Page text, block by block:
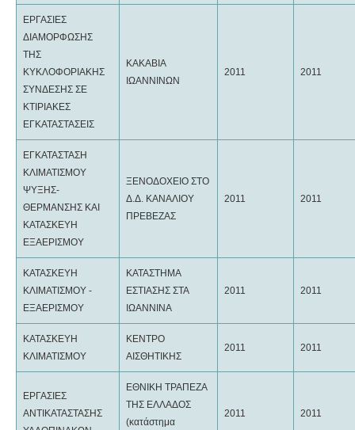
ΕΡΓΑΣΙΕΣ
ΔΙΑΜΟΡΦΩΣΗΣ
ΤΗΣ
ΚΥΚΛΟΦΟΡΙΑΚΗΣ
ΣΥΝΔΕΣΗΣ ΣΕ
ΚΤΙΡΙΑΚΕΣ
ΕΓΚΑΤΑΣΤΑΣΕΙΣ
ΚΑΚΑΒΙΑ
ΙΩΑΝΝΙΝΩΝ
2011 2011
ΕΓΚΑΤΑΣΤΑΣΗ
ΚΛΙΜΑΤΙΣΜΟΥ
ΨΥΞΗΣ-
ΘΕΡΜΑΝΣΗΣ ΚΑΙ
ΚΑΤΑΣΚΕΥΗ
ΕΞΑΕΡΙΣΜΟΥ
ΞΕΝΟΔΟΧΕΙΟ ΣΤΟ
Δ.Δ. ΚΑΝΑΛΙΟΥ
ΠΡΕΒΕΖΑΣ
2011 2011
ΚΑΤΑΣΚΕΥΗ
ΚΛΙΜΑΤΙΣΜΟΥ -
ΕΞΑΕΡΙΣΜΟΥ
ΚΑΤΑΣΤΗΜΑ
ΕΣΤΙΑΣΗΣ ΣΤΑ
ΙΩΑΝΝΙΝΑ
2011 2011
ΚΑΤΑΣΚΕΥΗ
ΚΛΙΜΑΤΙΣΜΟΥ
ΚΕΝΤΡΟ
ΑΙΣΘΗΤΙΚΗΣ
2011 2011
ΕΡΓΑΣΙΕΣ
ΑΝΤΙΚΑΤΑΣΤΑΣΗΣ
ΕΘΝΙΚΗ ΤΡΑΠΕΖΑ
ΤΗΣ ΕΛΛΑΔΟΣ
(κατάστημα
2011 2011